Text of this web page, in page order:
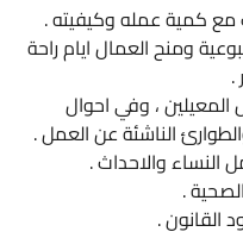
مع كمية عمله وكيفيته .
ومنح العمال ايام راحة
.
، وفي احوال
الناشئة عن العمل .
النساء والاحداث .
.
القانون .